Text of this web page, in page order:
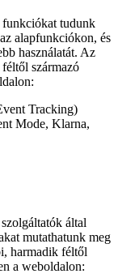
funkciókat tudunk
alapfunkciókon, és
használatát. Az
származó
Tracking)
Mode, Klarna,
által
mutathatunk meg
harmadik féltől
a weboldalon: